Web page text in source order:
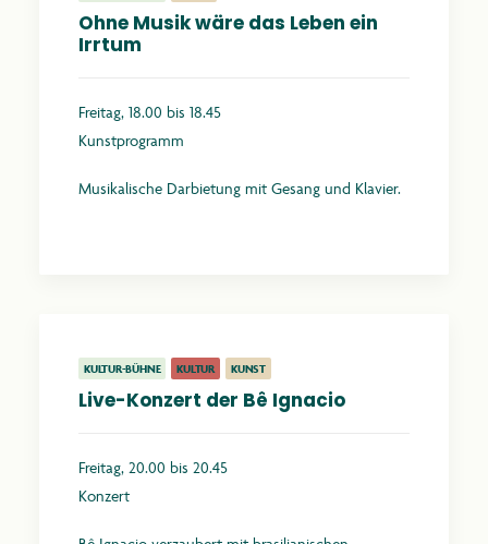
Ohne Musik wäre das Leben ein
Irrtum
Freitag, 18.00 bis 18.45
Kunstprogramm
Musikalische Darbietung mit Gesang und Klavier.
KULTUR-BÜHNE KULTUR KUNST
Live-Konzert der Bê Ignacio
Freitag, 20.00 bis 20.45
Konzert